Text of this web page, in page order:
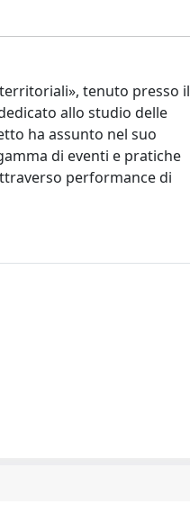
tenuto presso il
allo studio delle
ha assunto nel suo
di eventi e pratiche
performance di